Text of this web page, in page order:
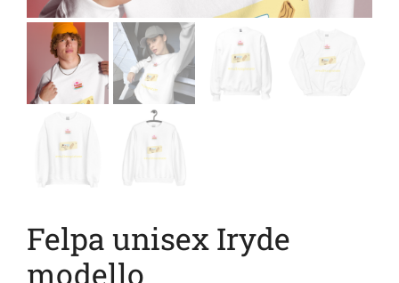
Felpa unisex Iryde
modello